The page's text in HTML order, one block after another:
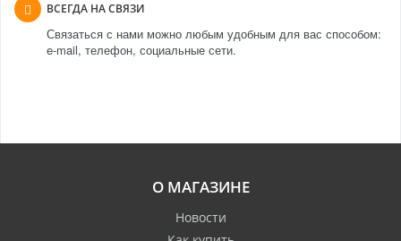
ВСЕГДА НА СВЯЗИ
Связаться с нами можно любым удобным для вас способом:
e-mail, телефон, социальные сети.
О МАГАЗИНЕ
Новости